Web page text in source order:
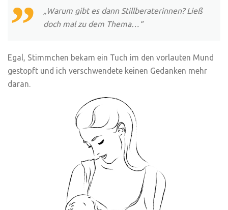
„Warum gibt es dann Stillberaterinnen? Ließ
doch mal zu dem Thema…“
Egal, Stimmchen bekam ein Tuch im den vorlauten Mund
gestopft und ich verschwendete keinen Gedanken mehr
daran.